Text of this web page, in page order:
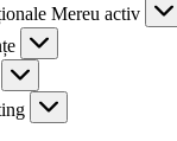
Mereu activ